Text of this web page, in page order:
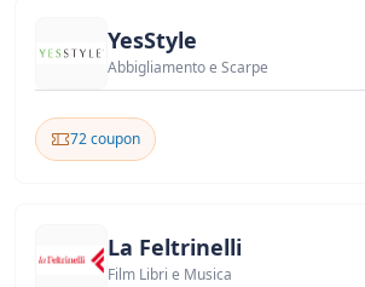
YesStyle
Abbigliamento e Scarpe
72 coupon
La Feltrinelli
Film Libri e Musica